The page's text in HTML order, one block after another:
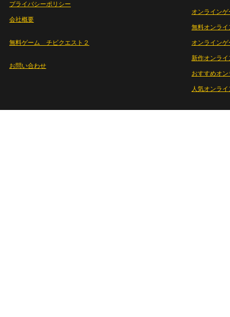
プライバシーポリシー
会社概要
無料ゲーム チビクエスト２
お問い合わせ
オンラインゲ
無料オンライ
オンライン
新作オンライ
おすすめオ
人気オンラ